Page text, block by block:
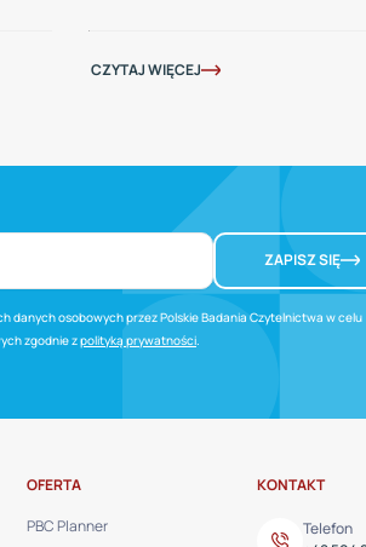
CZYTAJ WIĘCEJ
ZAPISZ SIĘ
danych osobowych przez Polskie Badania Czytelnictwa w celu
zgodnie zpolityką prywatności
OFERTA
PBC Planner
KONTAKT
Telefon